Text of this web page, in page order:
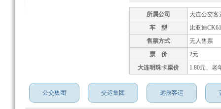
所属公司
大连公交客
车 型
比亚迪
售票方式
无人售票
票 价
2元
大连明珠卡票价
1.80元、老
公交集团 交运集团 远辰客运